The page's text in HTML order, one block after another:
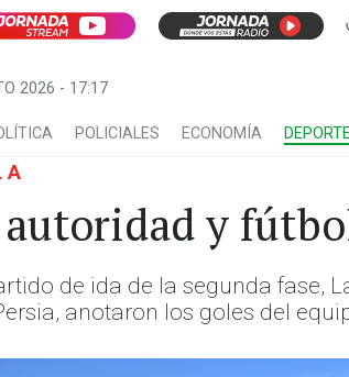
2026 - 17:17
POLICIALES ECONOMÍA
A
y
de ida de la segunda fase,
anotaron los goles del